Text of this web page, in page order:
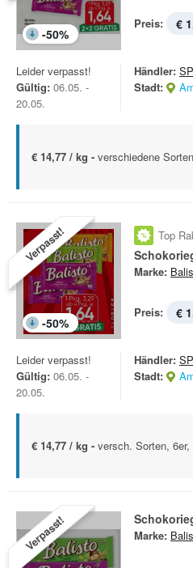
-50%
Preis: €
Leider verpasst!
Gültig: 06.05. -
20.05.
Händler:
Stadt:
€ 14,77 / kg - verschiedene
Verpasst!
-50%
Top
Marke:
Preis: €
Leider verpasst!
Gültig: 06.05. -
20.05.
Händler:
Stadt:
€ 14,77 / kg - versch. Sorten, 6er,
Verpasst! Marke: